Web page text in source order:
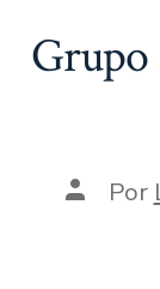
Grupo
AutorPor